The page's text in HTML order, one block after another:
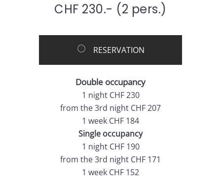
CHF 230.- (2 pers.)
RESERVATION
Double occupancy
1 night CHF 230
from the 3rd night CHF 207
1 week CHF 184
Single occupancy
1 night CHF 190
from the 3rd night CHF 171
1 week CHF 152